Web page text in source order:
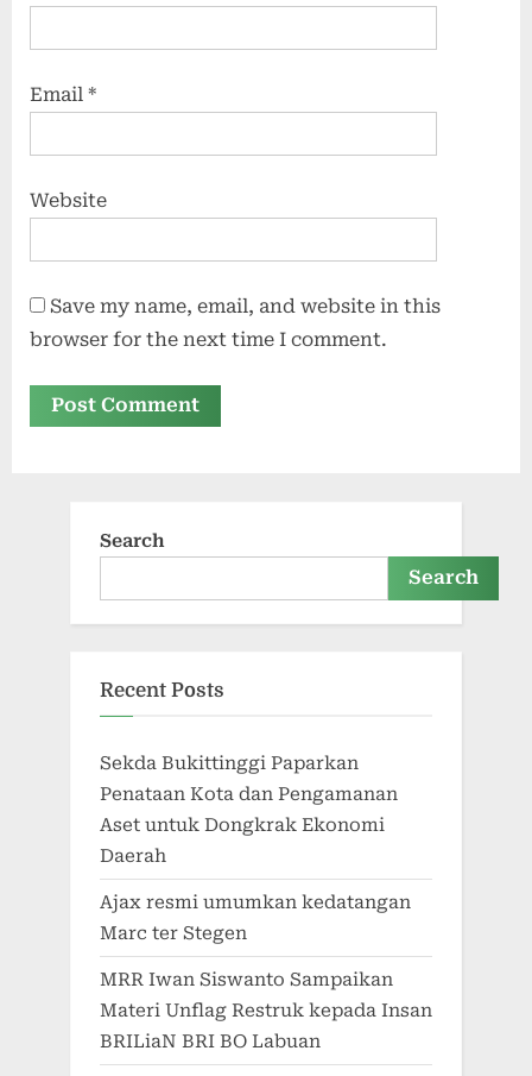
Email *
Website
Save my name, email, and website in this
browser for the next time I comment.
Search
Search
Recent Posts
Sekda Bukittinggi Paparkan
Penataan Kota dan Pengamanan
Aset untuk Dongkrak Ekonomi
Daerah
Ajax resmi umumkan kedatangan
Marc ter Stegen
MRR Iwan Siswanto Sampaikan
Materi Unflag Restruk kepada Insan
BRILiaN BRI BO Labuan